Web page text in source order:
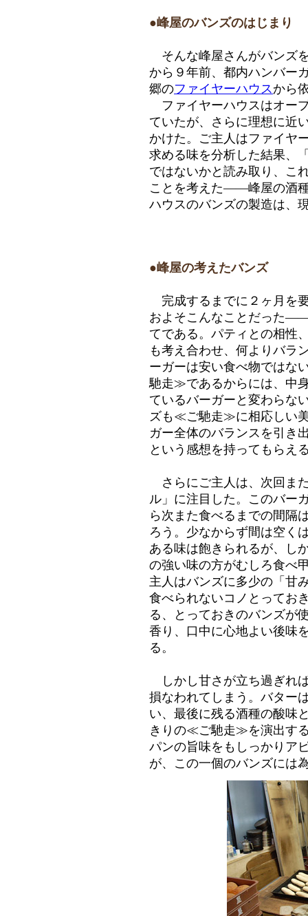
●峰屋のバンズのはじまり
そんな峰屋さんがバンズ
から９年前、都内ハンバー
郷のファイヤーハウスから
ファイヤーハウスはオー
ていたが、さらに理想に近
かけた。ご主人はファイヤ
求める味を分析した結果、
ではないかと読み取り、こ
ことを考えた――峰屋の酒
ハウスのバンズの製造は、
●峰屋の考えたバンズ
完成するまでに２ヶ月を
およそこんなことだった
てである。パティとの相性
も考え合わせ、何よりバラ
ーガーは安い食べ物では
馳走≫であるからには、中
ているバーガーと変わら
ズも≪ご馳走≫に相応しい
ガー全体のバランスを引き
という感想を持ってもら
さらにご主人は、次回ま
ル」に注目した。このバ
ら次また食べるまでの間隔
ろう。少なからず間は空く
ある味は飽きられるが、し
の強い味の方がむしろ食べ
主人はバンズに多少の「
食べられないコノとって
る、とっておきのバンズが
香り、口中に心地よい後
る。
しかし甘さが立ち過ぎれ
損なわれてしまう。バター
い、最後に残る酒種の酸味
きりの≪ご馳走≫を演出す
パンの旨味をもしっかり
が、この一個のバンズには